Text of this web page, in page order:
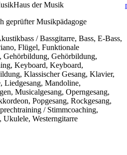
Haus der Musik
geprüfter Musikpädagoge
/ Bassgitarre, Bass, E-Bass,
Flügel, Funktionale
Gehörbildung, Gehörbildung,
Keyboard, Keyboard,
Klassischer Gesang, Klavier,
Liedgesang, Mandoline,
Musicalgesang, Operngesang,
Popgesang, Rockgesang,
/ Stimmcoaching,
Ukulele, Westerngitarre